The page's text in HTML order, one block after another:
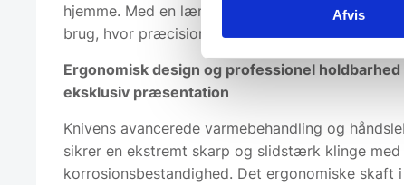
Afvis
hjemme. Med en længde på 20 cm er kniven
brug, hvor præcision og komfort er afgørende.
Ergonomisk design og professionel holdbarhed
eksklusiv præsentation
Knivens avancerede varmebehandling og
sikrer en ekstremt skarp og slidstærk klinge med
korrosionsbestandighed. Det ergonomiske skaft